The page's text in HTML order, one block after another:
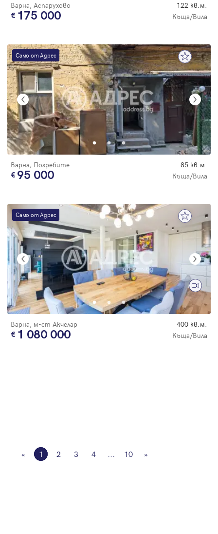
Варна, Аспарухово 122 кв.м.
175 000 Къща/Вила
Само от Адрес
Варна, Погребите 85 кв.м.
95 000 Къща/Вила
Само от Адрес
Варна, м-ст Акчелар 400 кв.м.
1 080 000 Къща/Вила
« 1 2 3 4 10 »